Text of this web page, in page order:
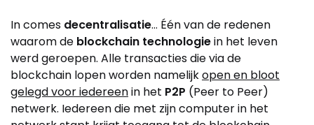
In comes decentralisatie… Één van de redenen
waarom de blockchain technologiein het leven
werd geroepen. Alle transacties die via de
blockchain lopen worden namelijkopen en bloot
gelegd voor iedereenin het P2P (Peer to Peer)
netwerk. Iedereen die met zijn computer in het